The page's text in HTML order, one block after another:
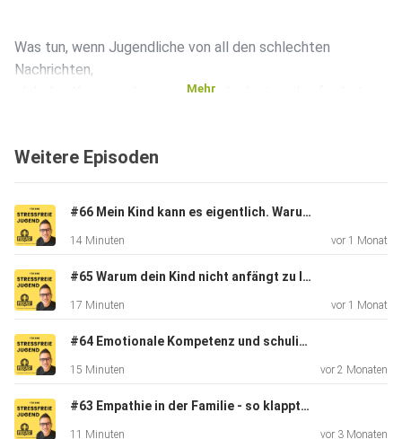
Was tun, wenn Jugendliche von all den schlechten
Nachrichten,
globalen Krisen und eigenen Unsicherheiten überfordert
beschwichtigen – aber auch ohne in die gleiche
zu verfallen?
Dafür schauen ich heute auf:
- Aktuelle Zahlen aus Studien: Wie viele Jugendliche haben
Zukunftsangst – und vor was genau?
- Was psychologisch hinter dieser Angst steckt
Mehr
Weitere Episoden
#66 Mein Kind kann es eigentlich. Warum schreibt es trotzdem schlechte Noten?
14 Minuten vor 1 Monat
#65 Warum dein Kind nicht anfängt zu lernen...
17 Minuten vor 1 Monat
#64 Emotionale Kompetenz und schulischer Erfolg - wie das zusammenhängt
15 Minuten vor 2 Monaten
#63 Empathie in der Familie - so klappt´s
11 Minuten vor 3 Monaten